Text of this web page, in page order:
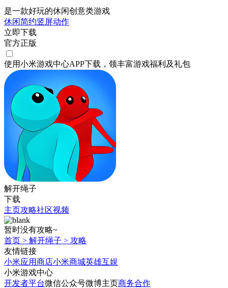
是一款好玩的休闲创意类游戏
休闲简约竖屏动作
立即下载
官方正版
使用小米游戏中心APP下载 ，领丰富游戏福利 及礼包
解开绳子
下载
主页攻略社区视频
暂时没有攻略~
首页 > 解开绳子 > 攻略
友情链接
小米应用商店小米商城英雄互娱
小米游戏中心
开发者平台微信公众号微博主页商务合作